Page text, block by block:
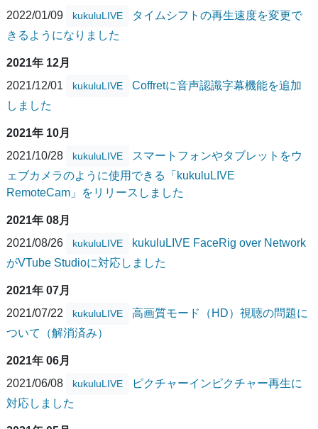
2022/01/09
kukuluLIVE
タイムシフトの再生速度を変更で
きるようになりました
2021年 12月
2021/12/01
kukuluLIVE
Coffretに音声認識字幕機能を追加
しました
2021年 10月
2021/10/28
kukuluLIVE
スマートフォンやタブレットをウ
ェブカメラのように使用できる「kukuluLIVE
RemoteCam」をリリースしました
2021年 08月
2021/08/26
kukuluLIVE
kukuluLIVE FaceRig over Network
がVTube Studioに対応しました
2021年 07月
2021/07/22
kukuluLIVE
高画質モード（HD）視聴の問題に
ついて（解消済み）
2021年 06月
2021/06/08
kukuluLIVE
ピクチャーインピクチャー再生に
対応しました